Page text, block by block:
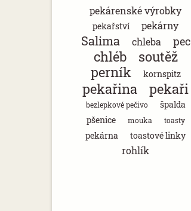
pekárenské výrobky
pekařství pekárny
Salima chleba pec
chléb
soutěž
perník
kornspitz
pekařina pekaři
bezlepkové pečivo
špalda
pšenice
mouka toasty
pekárna toastové linky
rohlík